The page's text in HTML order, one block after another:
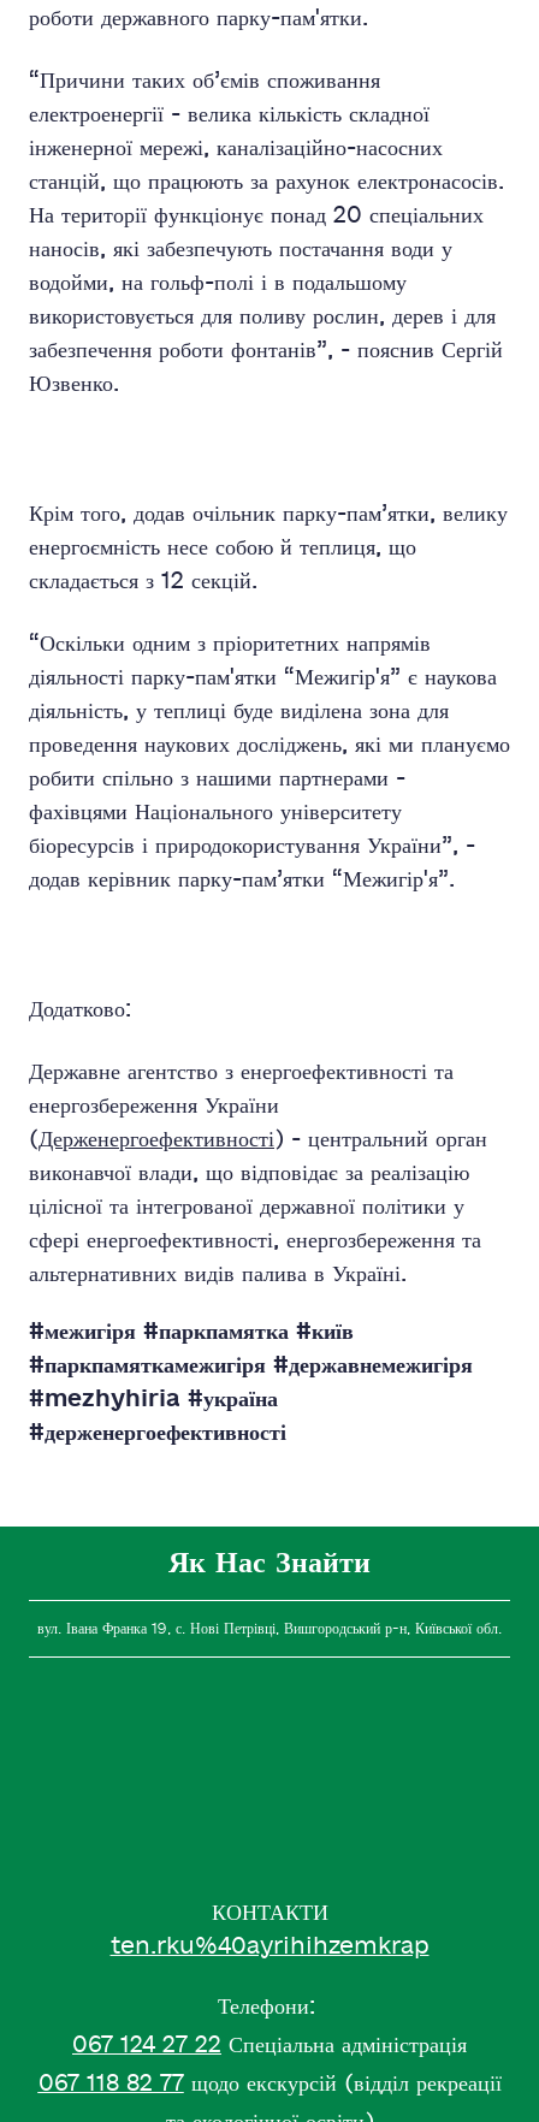
роботи державного парку-пам'ятки.
“Причини таких об’ємів споживання
електроенергії - велика кількість складної
інженерної мережі, каналізаційно-насосних
станцій, що працюють за рахунок електронасосів.
На території функціонує понад 20 спеціальних
наносів, які забезпечують постачання води у
водойми, на гольф-полі і в подальшому
використовується для поливу рослин, дерев і для
забезпечення роботи фонтанів”, - пояснив Сергій
Юзвенко.
Крім того, додав очільник парку-пам’ятки, велику
енергоємність несе собою й теплиця, що
складається з 12 секцій.
“Оскільки одним з пріоритетних напрямів
діяльності парку-пам'ятки “Межигір'я” є наукова
діяльність, у теплиці буде виділена зона для
проведення наукових досліджень, які ми плануємо
робити спільно з нашими партнерами -
фахівцями Національного університету
біоресурсів і природокористування України”, -
додав керівник парку-пам’ятки “Межигір'я”.
Додатково:
Державне агентство з енергоефективності та
енергозбереження України
(Держенергоефективності) - центральний орган
виконавчої влади, що відповідає за реалізацію
цілісної та інтегрованої державної політики у
сфері енергоефективності, енергозбереження та
альтернативних видів палива в Україні.
#межигіря #паркпамятка #київ
#паркпамяткамежигіря #державнемежигіря
#mezhyhiria #україна
#держенергоефективності
Як Нас Знайти
вул. Івана Франка 19, с. Нові Петрівці, Вишгородський р-н, Київської обл.
КОНТАКТИ
ten.rku%40ayrihihzemkrap
Телефони:
067 124 27 22 Спеціальна адміністрація
067 118 82 77щодо екскурсій (відділ рекреації